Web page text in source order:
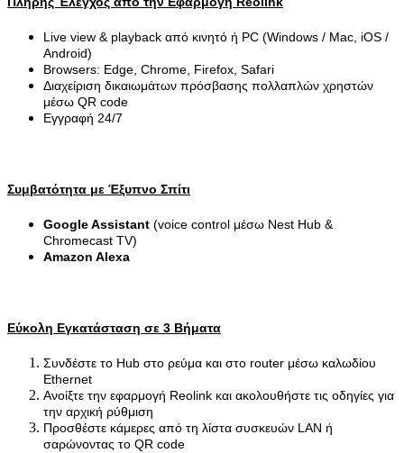
Live view & playback από κινητό ή PC (Windows / Mac, iOS /
Android)
Browsers: Edge, Chrome, Firefox, Safari
Διαχείριση δικαιωμάτων πρόσβασης πολλαπλών χρηστών
μέσω QR code
Εγγραφή 24/7
Συμβατότητα με Έξυπνο Σπίτι
Google Assistant (voice control μέσω Nest Hub &
Chromecast TV)
Amazon Alexa
Εύκολη Εγκατάσταση σε 3 Βήματα
Συνδέστε το Hub στο ρεύμα και στο router μέσω καλωδίου
Ethernet
Ανοίξτε την εφαρμογή Reolink και ακολουθήστε τις οδηγίες για
την αρχική ρύθμιση
Προσθέστε κάμερες από τη λίστα συσκευών LAN ή
σαρώνοντας το QR code